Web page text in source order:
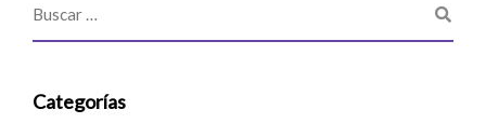
Categorías